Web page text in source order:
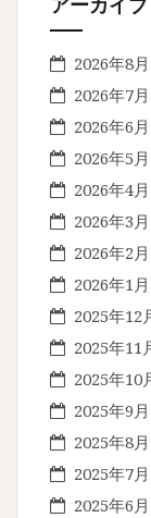
2026年8月
2026年7月
2026年6月
2026年5月
2026年4月
2026年3月
2026年2月
2026年1月
2025年12
2025年11
2025年10
2025年9月
2025年8月
2025年7月
2025年6月